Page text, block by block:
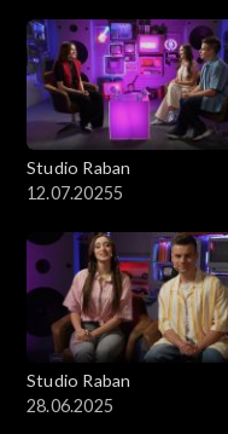
Studio Raban
12.07.20255
Studio Raban
28.06.2025